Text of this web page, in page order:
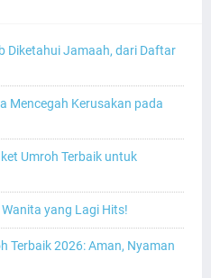
Diketahui Jamaah, dari Daftar
Mencegah Kerusakan pada
Umroh Terbaik untuk
yang Lagi Hits!
Terbaik 2026: Aman, Nyaman